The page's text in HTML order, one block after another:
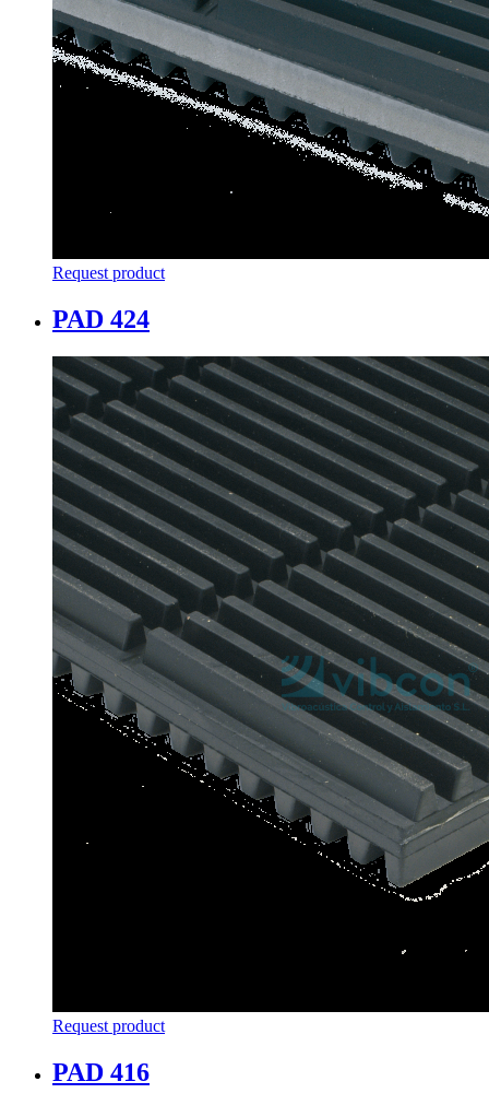
Request product
PAD 424
Request product
PAD 416